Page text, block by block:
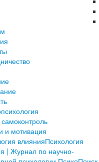
и мотивация
влиянияПсихология
| Журнал по научно-